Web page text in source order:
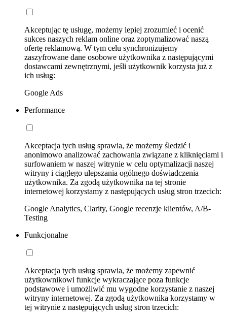
Akceptując tę usługę, możemy lepiej zrozumieć i ocenić
sukces naszych reklam online oraz zoptymalizować naszą
ofertę reklamową. W tym celu synchronizujemy
zaszyfrowane dane osobowe użytkownika z następującymi
dostawcami zewnętrznymi, jeśli użytkownik korzysta już z
ich usług:
Google Ads
Performance
Akceptacja tych usług sprawia, że możemy śledzić i
anonimowo analizować zachowania związane z kliknięciami i
surfowaniem w naszej witrynie w celu optymalizacji naszej
witryny i ciągłego ulepszania ogólnego doświadczenia
użytkownika. Za zgodą użytkownika na tej stronie
internetowej korzystamy z następujących usług stron trzecich:
Google Analytics, Clarity, Google recenzje klientów, A/B-
Testing
Funkcjonalne
Akceptacja tych usług sprawia, że możemy zapewnić
użytkownikowi funkcje wykraczające poza funkcje
podstawowe i umożliwić mu wygodne korzystanie z naszej
witryny internetowej. Za zgodą użytkownika korzystamy w
tej witrynie z następujących usług stron trzecich: